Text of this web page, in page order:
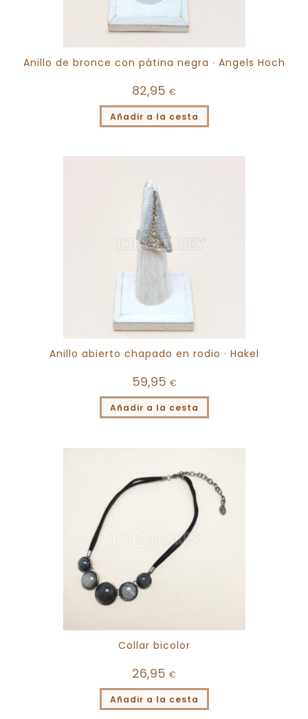
Anillo de bronce con pátina negra · Angels Hoch
82,95 €
Añadir a la cesta
Anillo abierto chapado en rodio · Hakel
59,95 €
Añadir a la cesta
Collar bicolor
26,95 €
Añadir a la cesta